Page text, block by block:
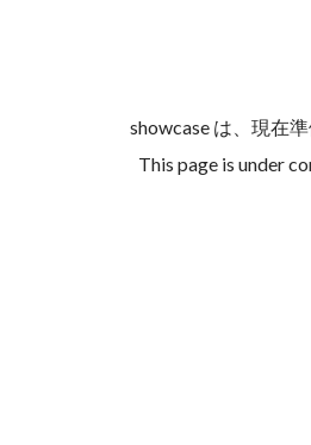
showcase は、現在準
This page is under